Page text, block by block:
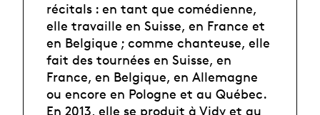
récitals : en tant que comédienne,
elle travaille en Suisse, en France et
en Belgique ; comme chanteuse, elle
fait des tournées en Suisse, en
France, en Belgique, en Allemagne
ou encore en Pologne et au Québec.
En 2013, elle se produit à Vidy et au